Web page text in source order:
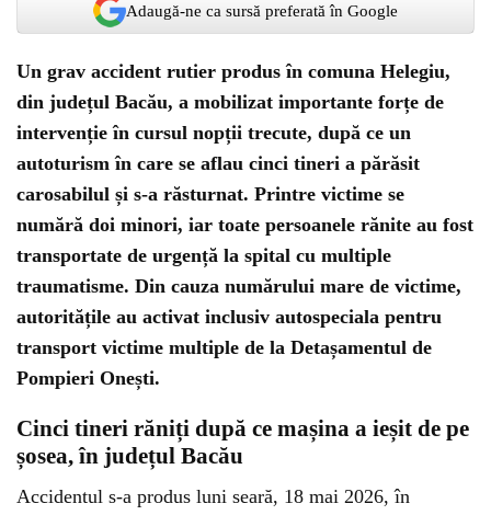
Adaugă-ne ca sursă preferată în Google
Un grav accident rutier produs în comuna Helegiu,
din județul Bacău, a mobilizat importante forțe de
intervenție în cursul nopții trecute, după ce un
autoturism în care se aflau cinci tineri a părăsit
carosabilul și s-a răsturnat. Printre victime se
numără doi minori, iar toate persoanele rănite au fost
transportate de urgență la spital cu multiple
traumatisme. Din cauza numărului mare de victime,
autoritățile au activat inclusiv autospeciala pentru
transport victime multiple de la Detașamentul de
Pompieri Onești.
Cinci tineri răniți după ce mașina a ieșit de pe
șosea, în județul Bacău
Accidentul s-a produs luni seară, 18 mai 2026, în